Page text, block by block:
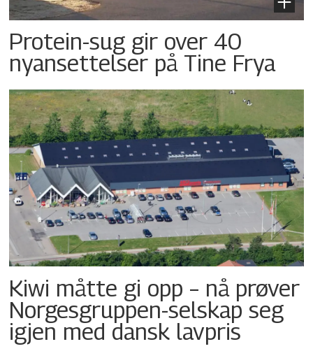
Protein-sug gir over 40
nyansettelser på Tine Frya
Kiwi måtte gi opp – nå prøver
Norgesgruppen-selskap seg
igjen med dansk lavpris